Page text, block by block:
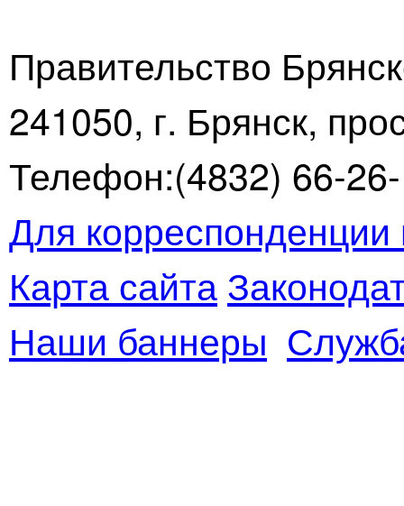
Правительство
241050, г. Брянск,
Телефон:(4832) 66-
Для
Карта сайта
Наши баннеры